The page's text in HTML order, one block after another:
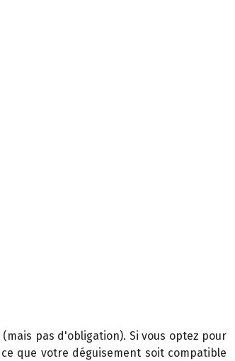
pas d'obligation). Si vous optez pour
que votre déguisement soit compatible